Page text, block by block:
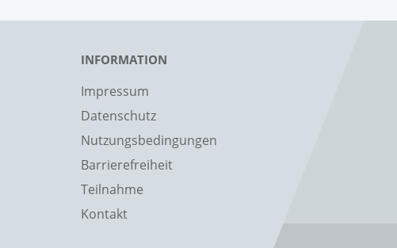
INFORMATION
Impressum
Datenschutz
Nutzungsbedingungen
Barrierefreiheit
Teilnahme
Kontakt